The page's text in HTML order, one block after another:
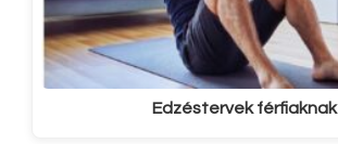
Edzéstervek férfiaknak